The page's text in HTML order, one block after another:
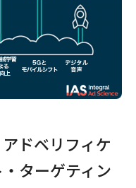
ドベリフィケ
ターゲティン